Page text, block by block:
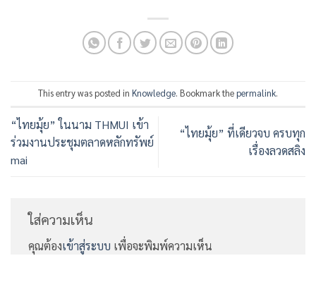
This entry was posted in Knowledge. Bookmark thepermalink.
“ไทยมุ้ย” ในนาม THMUI เข้า
ร่วมงานประชุมตลาดหลักทรัพย์
mai
“ไทยมุ้ย” ที่เดียวจบ ครบทุก
เรื่องลวดสลิง
ใส่ความเห็น
คุณต้องเข้าสู่ระบบ เพื่อจะพิมพ์ความเห็น